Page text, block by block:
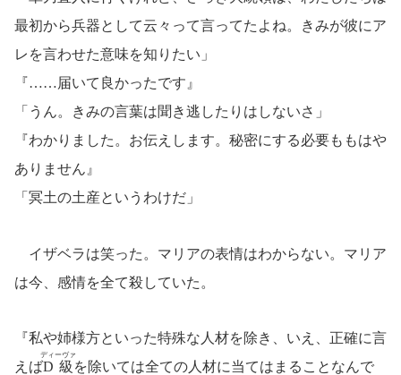
最初から兵器として云々って言ってたよね。きみが彼にア
レを言わせた意味を知りたい」
『……届いて良かったです』
「うん。きみの言葉は聞き逃したりはしないさ」
『わかりました。お伝えします。秘密にする必要ももはや
ありません』
「冥土の土産というわけだ」
イザベラは笑った。マリアの表情はわからない。マリア
は今、感情を全て殺していた。
『私や姉様方といった特殊な人材を除き、いえ、正確に言
えばD級
ディーヴァ
を除いては全ての人材に当てはまることなんで